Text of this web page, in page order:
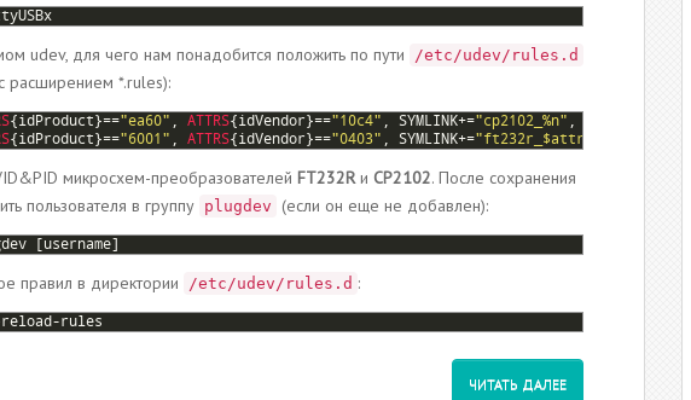
udev, для чего нам понадобится положить по пути /etc/udev/rules.d
расширением *.rules):
{idProduct}=="ea60" , ATTRS{idVendor}=="10c4" , SYMLINK+="cp2102_%n" ,
{idProduct}=="6001" , ATTRS{idVendor}=="0403" , SYMLINK+="ft232r_$attr{serial}"
микросхем-преобразователей FT232Rи СР2102. После сохранения
пользователя в группу plugdev (если он еще не добавлен):
[username]
правил в директории /etc/udev/rules.d :
reload-rules
ЧИТАТЬ ДАЛЕЕ